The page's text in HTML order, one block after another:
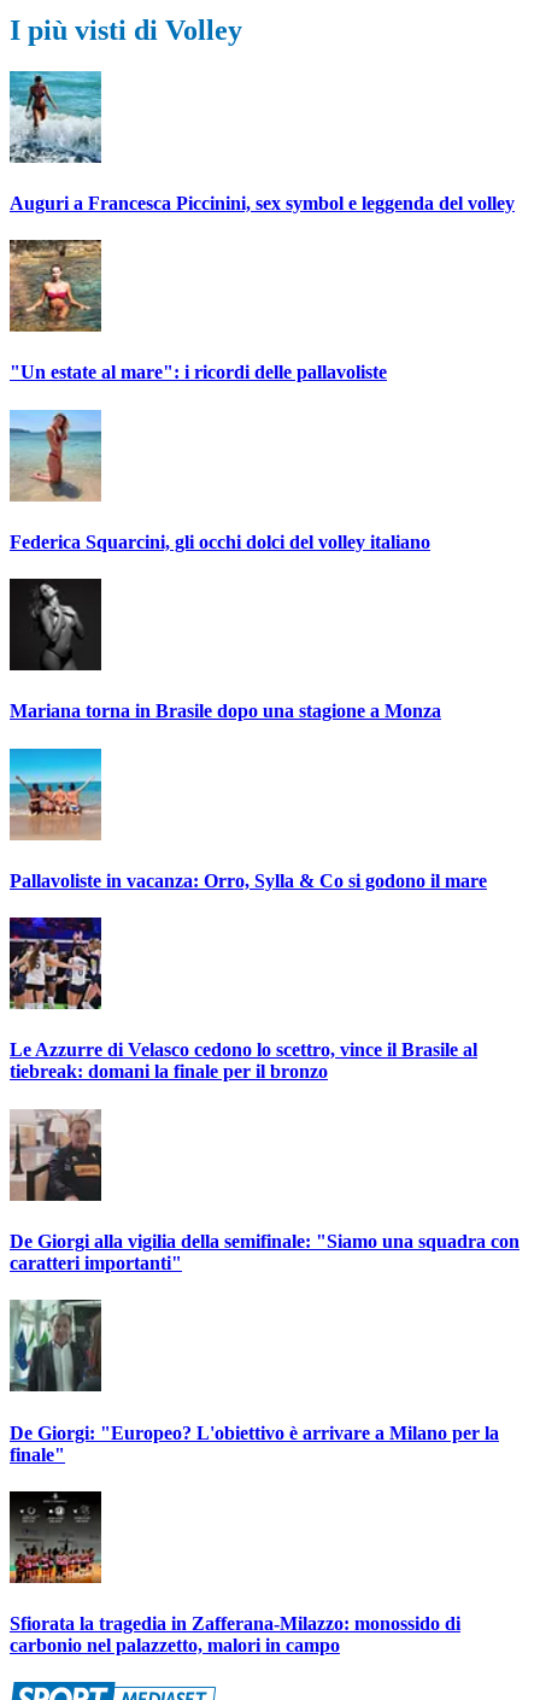
I più visti di Volley
Auguri a Francesca Piccinini, sex symbol e leggenda del volley
"Un estate al mare": i ricordi delle pallavoliste
Federica Squarcini, gli occhi dolci del volley italiano
Mariana torna in Brasile dopo una stagione a Monza
Pallavoliste in vacanza: Orro, Sylla & Co si godono il mare
Le Azzurre di Velasco cedono lo scettro, vince il Brasile al
tiebreak: domani la finale per il bronzo
De Giorgi alla vigilia della semifinale: "Siamo una squadra con
caratteri importanti"
De Giorgi: "Europeo? L'obiettivo è arrivare a Milano per la
finale"
Sfiorata la tragedia in Zafferana-Milazzo: monossido di
carbonio nel palazzetto, malori in campo